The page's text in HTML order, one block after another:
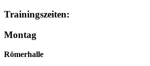
Trainingszeiten:
Montag
Römerhalle